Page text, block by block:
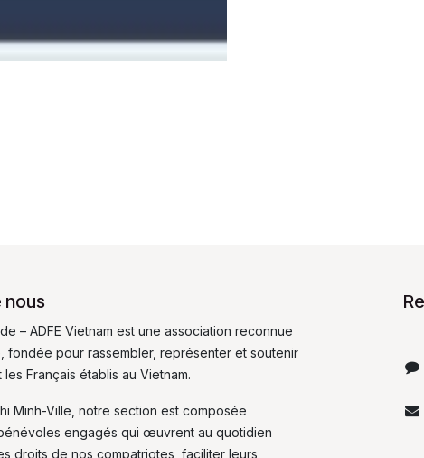
nous
– ADFE Vietnam est une association reconnue
fondée pour rassembler, représenter et soutenir
Français établis au Vietnam.
Minh-Ville, notre section est composée
engagés qui œuvrent au quotidien
droits de nos compatriotes, faciliter leurs